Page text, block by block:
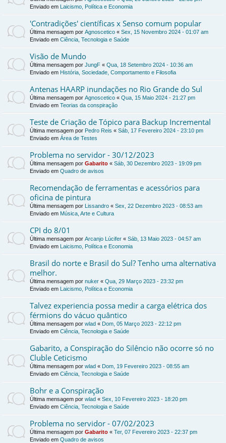
Enviado em Laicismo, Política e Economia
'Contradições' científicas x Senso comum popular
Última mensagem por Agnoscetico « Sex, 15 Novembro 2024 - 01:07 am
Enviado em Ciência, Tecnologia e Saúde
Visão de Mundo
Última mensagem por JungF « Qua, 18 Setembro 2024 - 10:36 am
Enviado em História, Sociedade, Comportamento e Filosofia
Antenas HAARP inundações no Rio Grande do Sul
Última mensagem por Agnoscetico « Qua, 15 Maio 2024 - 21:27 pm
Enviado em Teorias da conspiração
Teste de Criação de Tópico para Backup Incremental
Última mensagem por Pedro Reis « Sáb, 17 Fevereiro 2024 - 23:10 pm
Enviado em Área de Testes
Problema no servidor - 30/12/2023
Última mensagem por Gabarito « Sáb, 30 Dezembro 2023 - 19:09 pm
Enviado em Quadro de avisos
Recomendação de ferramentas e acessórios para
oficina de pintura
Última mensagem por Lissandro « Sex, 22 Dezembro 2023 - 08:53 am
Enviado em Música, Arte e Cultura
CPI do 8/01
Última mensagem por Arcanjo Lúcifer « Sáb, 13 Maio 2023 - 04:57 am
Enviado em Laicismo, Política e Economia
Brasil do norte e Brasil do Sul? Tenho uma alternativa
melhor.
Última mensagem por nuker « Qua, 29 Março 2023 - 23:32 pm
Enviado em Laicismo, Política e Economia
Talvez experiencia possa medir a carga elétrica dos
férmions do vácuo quântico
Última mensagem por wlad « Dom, 05 Março 2023 - 22:12 pm
Enviado em Ciência, Tecnologia e Saúde
Gabarito, a Conspiração do Silêncio não ocorre só no
Cluble Ceticismo
Última mensagem por wlad « Dom, 19 Fevereiro 2023 - 08:55 am
Enviado em Ciência, Tecnologia e Saúde
Bohr e a Conspiração
Última mensagem por wlad « Sex, 10 Fevereiro 2023 - 18:20 pm
Enviado em Ciência, Tecnologia e Saúde
Problema no servidor - 07/02/2023
Última mensagem por Gabarito « Ter, 07 Fevereiro 2023 - 22:37 pm
Enviado em Quadro de avisos